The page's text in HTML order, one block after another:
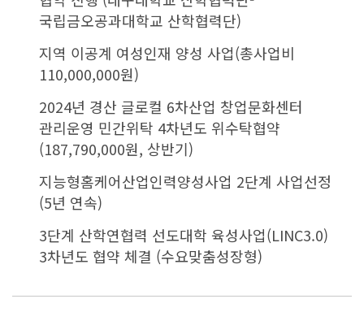
국립금오공과대학교 산학협력단)
지역 이공계 여성인재 양성 사업(총사업비
110,000,000원)
2024년 경산 글로컬 6차산업 창업문화센터
관리운영 민간위탁 4차년도 위수탁협약
(187,790,000원, 상반기)
지능형홈케어산업인력양성사업 2단계 사업선정
(5년 연속)
3단계 산학연협력 선도대학 육성사업(LINC3.0)
3차년도 협약 체결 (수요맞춤성장형)